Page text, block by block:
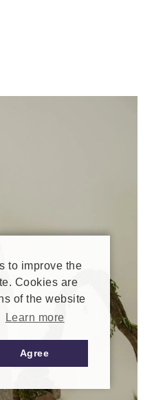
to improve the
Cookies are
of the website
Learn more
Agree